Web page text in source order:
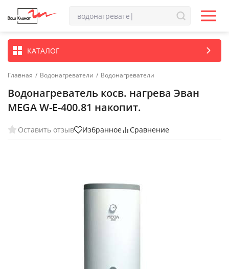
КАТАЛОГ
Главная / Водонагреватели / Водонагреватели
Водонагреватель косв. нагрева Эван
MEGA W-E-400.81 накопит.
Оставить отзыв Избранное Сравнение